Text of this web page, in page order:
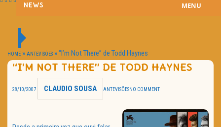
NEWS
PASSATEMPOS
HOME CINEMA
NOTA PESSOAL
MENU
HOME » ANTEVISÕES »“I’m Not There” de Todd Haynes
“I’M NOT THERE” DE TODD HAYNES
28/10/2007 CLAUDIO SOUSA ANTEVISÕESNO COMMENT